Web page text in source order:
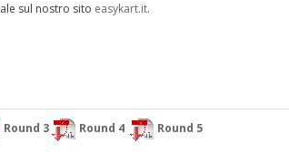
sul nostro sito easykart.it.
Round 3 Round 4 Round 5